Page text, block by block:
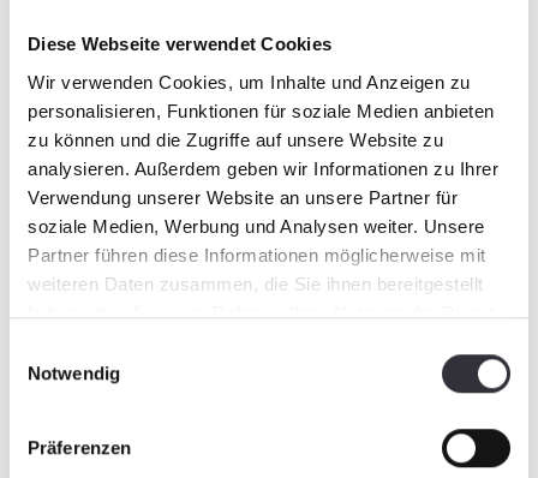
Diese Webseite verwendet Cookies
Wir verwenden Cookies, um Inhalte und Anzeigen zu
personalisieren, Funktionen für soziale Medien anbieten
zu können und die Zugriffe auf unsere Website zu
analysieren. Außerdem geben wir Informationen zu Ihrer
Verwendung unserer Website an unsere Partner für
soziale Medien, Werbung und Analysen weiter. Unsere
Partner führen diese Informationen möglicherweise mit
weiteren Daten zusammen, die Sie ihnen bereitgestellt
haben oder die sie im Rahmen Ihrer Nutzung der Dienste
Notwendig
Präferenzen